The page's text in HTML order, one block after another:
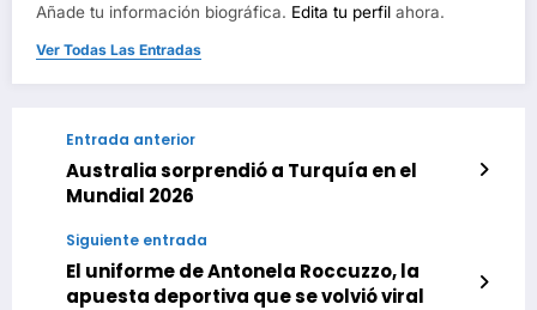
Añade tu información biográfica. Edita tu perfil ahora.
Ver Todas Las Entradas
Entrada anterior
Australia sorprendió a Turquía en el
Mundial 2026
Siguiente entrada
El uniforme de Antonela Roccuzzo, la
apuesta deportiva que se volvió viral